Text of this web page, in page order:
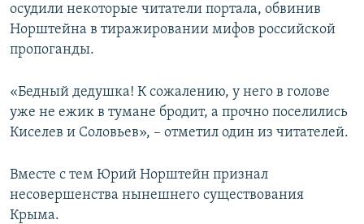
осудили некоторые читатели портала, обвинив
Норштейна в тиражировании мифов российской
пропоганды.
«Бедный дедушка! К сожалению, у него в голове
уже не ежик в тумане бродит, а прочно поселились
Киселев и Соловьев», – отметил один из читателей.
Вместе с тем Юрий Норштейн признал
несовершенства нынешнего существования
Крыма.